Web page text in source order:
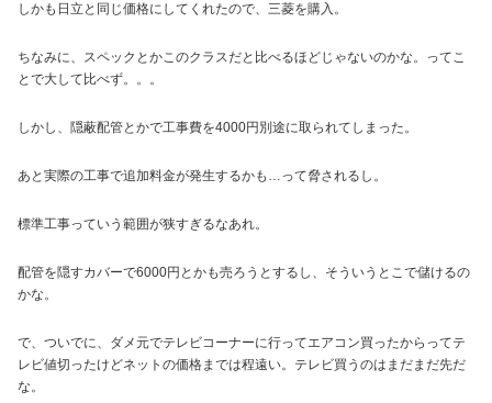
しかも日立と同じ価格にしてくれたので、三菱を購入。
ちなみに、スペックとかこのクラスだと比べるほどじゃないのかな。ってこ
とで大して比べず。。。
しかし、隠蔽配管とかで工事費を4000円別途に取られてしまった。
あと実際の工事で追加料金が発生するかも…って脅されるし。
標準工事っていう範囲が狭すぎるなあれ。
配管を隠すカバーで6000円とかも売ろうとするし、そういうとこで儲けるの
かな。
で、ついでに、ダメ元でテレビコーナーに行ってエアコン買ったからってテ
レビ値切ったけどネットの価格までは程遠い。テレビ買うのはまだまだ先だ
な。